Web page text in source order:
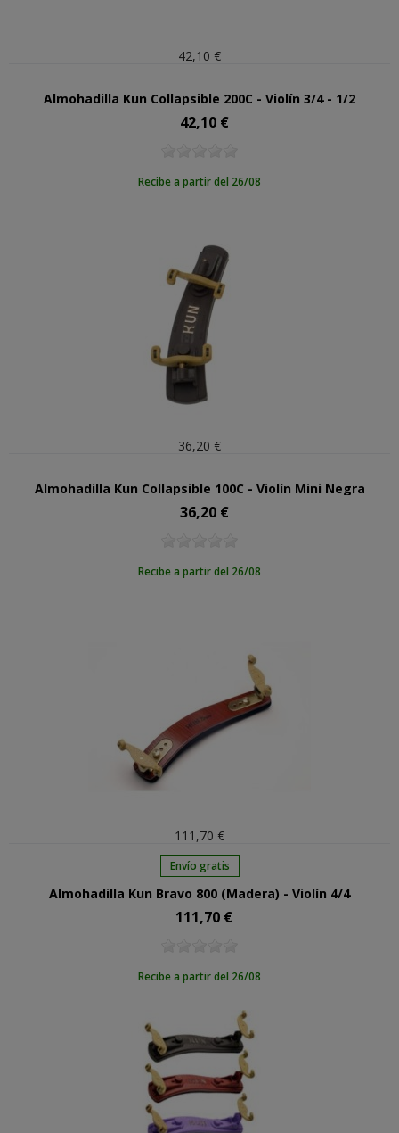
42,10 €
Almohadilla Kun Collapsible 200C - Violín 3/4 - 1/2
Precio
42,10 €
Recibe a partir del 26/08
36,20 €
Almohadilla Kun Collapsible 100C - Violín Mini Negra
Precio
36,20 €
Recibe a partir del 26/08
111,70 €
Envío gratis
Almohadilla Kun Bravo 800 (Madera) - Violín 4/4
Precio
111,70 €
Recibe a partir del 26/08